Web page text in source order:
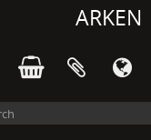
ARKEN